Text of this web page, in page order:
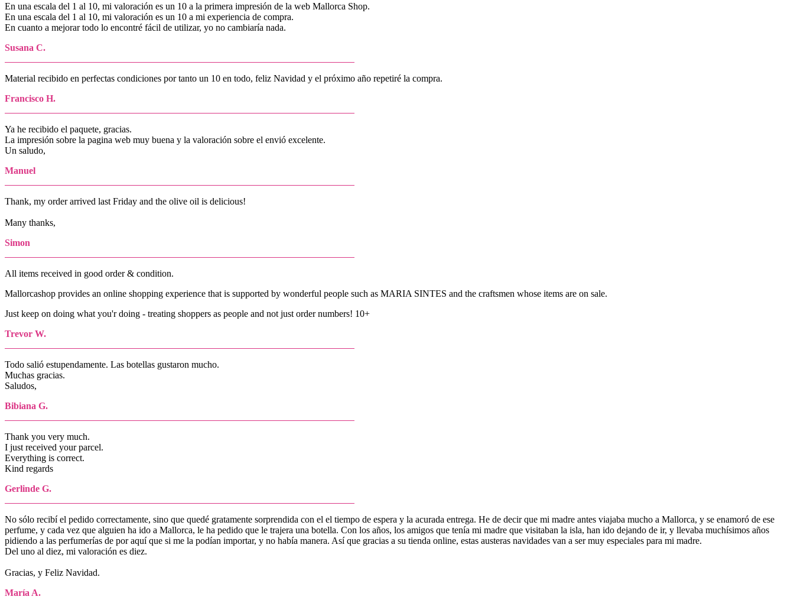
En una escala del 1 al 10, mi valoración es un 10 a la primera impresión de la web Mallorca Shop.
En una escala del 1 al 10, mi valoración es un 10 a mi experiencia de compra.
En cuanto a mejorar todo lo encontré fácil de utilizar, yo no cambiaría nada.
Susana C.
Material recibido en perfectas condiciones por tanto un 10 en todo, feliz Navidad y el próximo año repetiré la compra.
Francisco H.
Ya he recibido el paquete, gracias.
La impresión sobre la pagina web muy buena y la valoración sobre el envió excelente.
Un saludo,
Manuel
Thank, my order arrived last Friday and the olive oil is delicious!
Many thanks,
Simon
All items received in good order & condition.
Mallorcashop provides an online shopping experience that is supported by wonderful people such as MARIA SINTES and the craftsmen whose items are on sale.
Just keep on doing what you'r doing - treating shoppers as people and not just order numbers! 10+
Trevor W.
Todo salió estupendamente. Las botellas gustaron mucho.
Muchas gracias.
Saludos,
Bibiana G.
Thank you very much.
I just received your parcel.
Everything is correct.
Kind regards
Gerlinde G.
No sólo recibí el pedido correctamente, sino que quedé gratamente sorprendida con el el tiempo de espera y la acurada entrega. He de decir que mi madre antes viajaba mucho a Mallorca, y se enamoró de ese
perfume, y cada vez que alguien ha ido a Mallorca, le ha pedido que le trajera una botella. Con los años, los amigos que tenía mi madre que visitaban la isla, han ido dejando de ir, y llevaba muchísimos años
pidiendo a las perfumerías de por aquí que si me la podían importar, y no había manera. Así que gracias a su tienda online, estas austeras navidades van a ser muy especiales para mi madre.
Del uno al diez, mi valoración es diez.
Gracias, y Feliz Navidad.
María A.